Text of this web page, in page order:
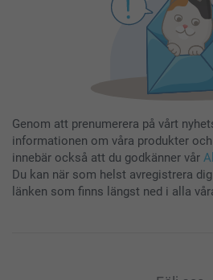
Genom att prenumerera på vårt
informationen om våra produkter
innebär också att du godkänner vår
Du kan när som helst avregistrera
länken som finns längst ned i alla